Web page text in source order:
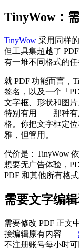
TinyWow：
TinyWow 采用同样
但工具集超越了
有一堆不同格式的任
就 PDF 功能而言，
签名，以及一个「
文字框、形状和图
特别有用——那种有
格。你把文字框定
雅，但管用。
代价是：TinyWow
想要无广告体验，
PDF 和其他所有格
需要文字编
需要修改 PDF 正
接编辑原有内容——
不注册账号每小时